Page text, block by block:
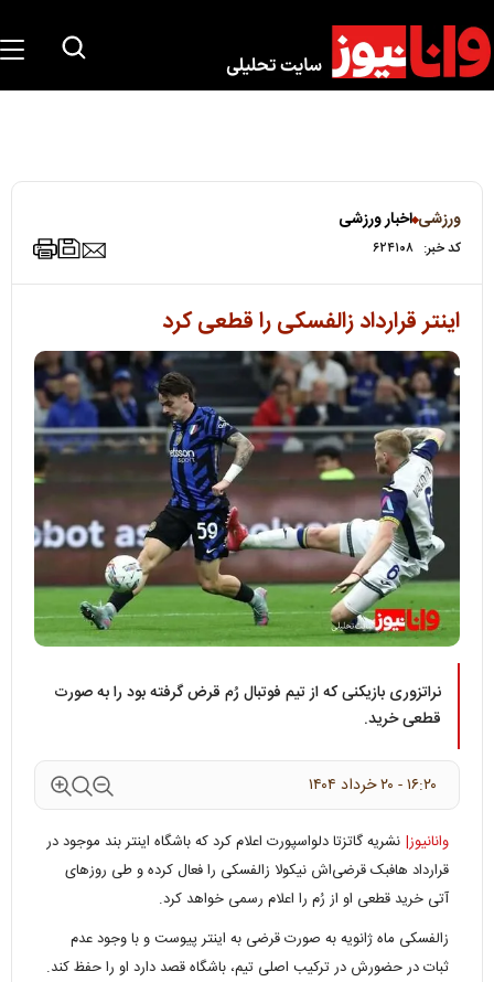
ورزشی اخبار ورزشی
کد خبر: ۶۲۴۱۰۸
اینتر قرارداد زالفسکی را قطعی کرد
نراتزوری بازیکنی که از تیم فوتبال رُم قرض گرفته بود را به صورت
قطعی خرید.
۱۶:۲۰ - ۲۰ خرداد ۱۴۰۴
وانانیوز| نشریه گاتزتا دلواسپورت اعلام کرد که باشگاه اینتر بند موجود در
قرارداد هافبک قرضی‌اش نیکولا زالفسکی را فعال کرده و طی روزهای
آتی خرید قطعی او از رُم را اعلام رسمی خواهد کرد.
زالفسکی ماه ژانویه به صورت قرضی به اینتر پیوست و با وجود عدم
ثبات در حضورش در ترکیب اصلی تیم، باشگاه قصد دارد او را حفظ کند.